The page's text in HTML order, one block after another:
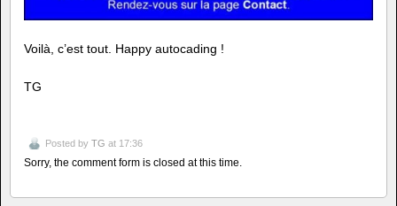
Voilà, c’est tout. Happy autocading !
TG
Posted by TG at 17:36
Sorry, the comment form is closed at this time.